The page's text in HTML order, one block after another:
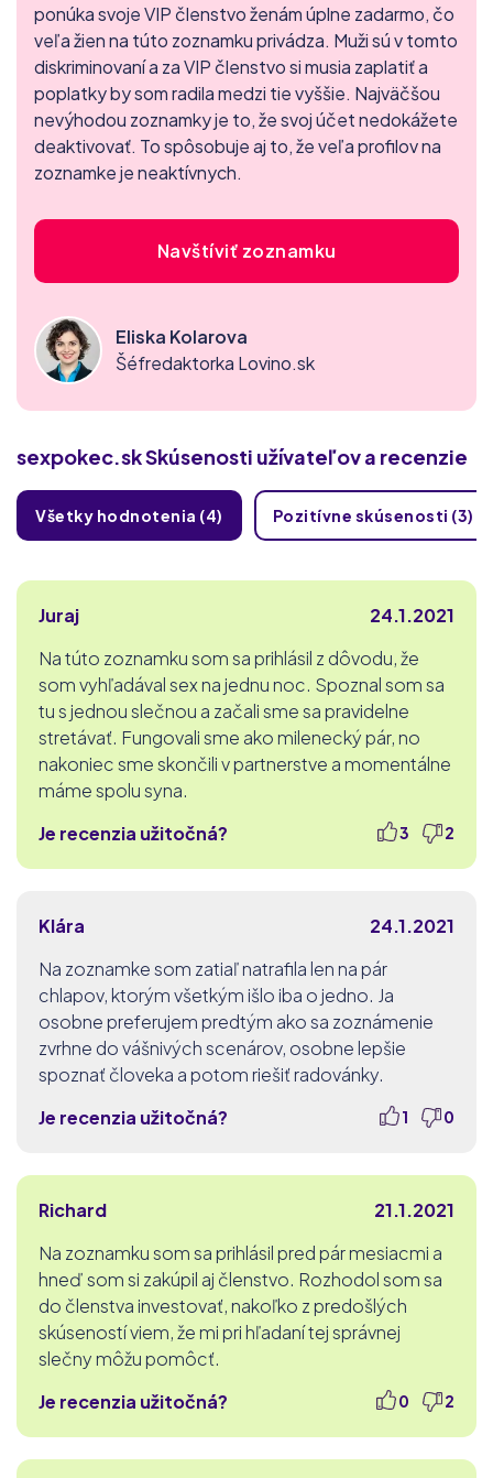
ponúka svoje VIP členstvo ženám úplne zadarmo, čo
veľa žien na túto zoznamku privádza. Muži sú v tomto
diskriminovaní a za VIP členstvo si musia zaplatiť a
poplatky by som radila medzi tie vyššie. Najväčšou
nevýhodou zoznamky je to, že svoj účet nedokážete
deaktivovať. To spôsobuje aj to, že veľa profilov na
zoznamke je neaktívnych.
Navštíviť zoznamku
Eliska Kolarova
Šéfredaktorka Lovino.sk
sexpokec.skSkúsenosti užívateľov a recenzie
Všetky hodnotenia (4) Pozitívne skúsenosti (3)
Juraj
24.1.2021
Na túto zoznamku som sa prihlásil z dôvodu, že
som vyhľadával sex na jednu noc. Spoznal som sa
tu s jednou slečnou a začali sme sa pravidelne
stretávať. Fungovali sme ako milenecký pár, no
nakoniec sme skončili v partnerstve a momentálne
máme spolu syna.
Je recenzia užitočná?
3 2
Klára
24.1.2021
Na zoznamke som zatiaľ natrafila len na pár
chlapov, ktorým všetkým išlo iba o jedno. Ja
osobne preferujem predtým ako sa zoznámenie
zvrhne do vášnivých scenárov, osobne lepšie
spoznať človeka a potom riešiť radovánky.
Je recenzia užitočná?
1 0
Richard
21.1.2021
Na zoznamku som sa prihlásil pred pár mesiacmi a
hneď som si zakúpil aj členstvo. Rozhodol som sa
do členstva investovať, nakoľko z predošlých
skúseností viem, že mi pri hľadaní tej správnej
slečny môžu pomôcť.
Je recenzia užitočná?
0 2